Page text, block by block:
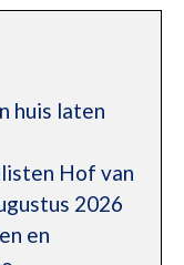
huis laten
Hof van
2026
en